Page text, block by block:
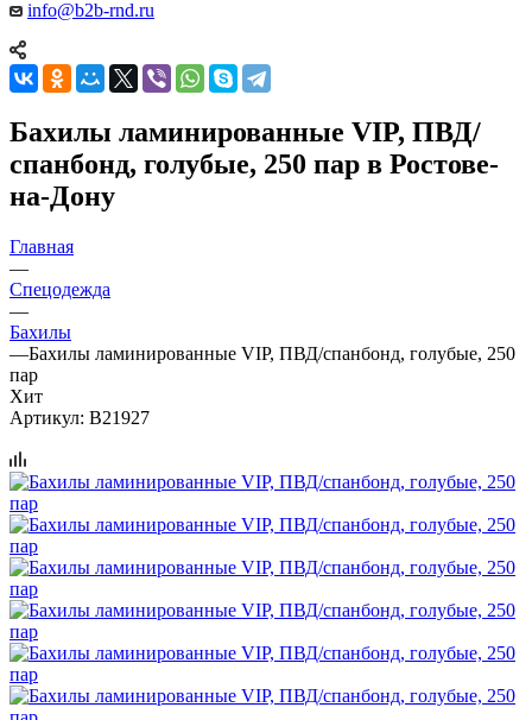
info@b2b-rnd.ru
Бахилы ламинированные VIP, ПВД/
спанбонд, голубые, 250 пар в Ростове-
на-Дону
Главная
—
Спецодежда
—
Бахилы
—Бахилы ламинированные VIP, ПВД/спанбонд, голубые, 250
пар
Хит
Артикул: B21927